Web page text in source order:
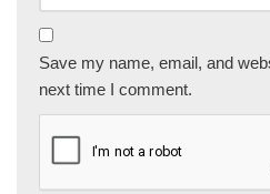
Save my name, email, and
next time I comment.